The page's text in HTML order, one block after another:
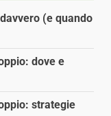
(e quando
dove e
strategie